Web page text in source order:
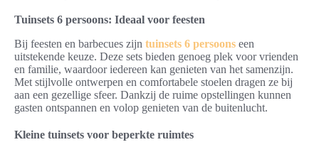
Tuinsets 6 persoons: Ideaal voor feesten
Bij feesten en barbecues zijn tuinsets 6 persoons een
uitstekende keuze. Deze sets bieden genoeg plek voor vrienden
en familie, waardoor iedereen kan genieten van het samenzijn.
Met stijlvolle ontwerpen en comfortabele stoelen dragen ze bij
aan een gezellige sfeer. Dankzij de ruime opstellingen kunnen
gasten ontspannen en volop genieten van de buitenlucht.
Kleine tuinsets voor beperkte ruimtes